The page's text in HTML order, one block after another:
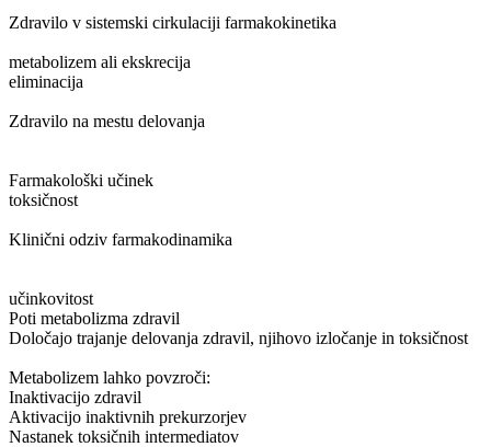
Zdravilo v sistemski cirkulaciji farmakokinetika
metabolizem ali ekskrecija
eliminacija
Zdravilo na mestu delovanja
Farmakološki učinek
toksičnost
Klinični odziv farmakodinamika
učinkovitost
Poti metabolizma zdravil
Določajo trajanje delovanja zdravil, njihovo izločanje in toksičnost
Metabolizem lahko povzroči:
Inaktivacijo zdravil
Aktivacijo inaktivnih prekurzorjev
Nastanek toksičnih intermediatov